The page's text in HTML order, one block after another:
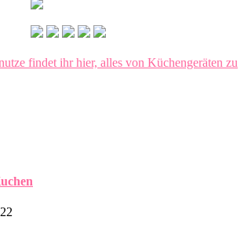
findet ihr hier, alles von Küchengeräten zu